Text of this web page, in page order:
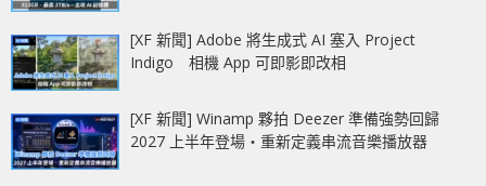
[XF 新聞] Adobe 將生成式 AI 塞入 Project
Indigo 相機 App 可即影即改相
[XF 新聞] Winamp 夥拍 Deezer 準備強勢回歸
2027 上半年登場‧重新定義串流音樂播放器